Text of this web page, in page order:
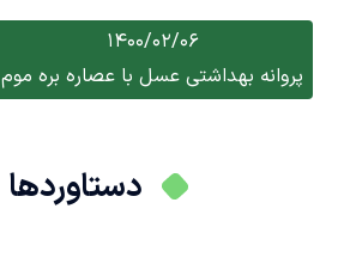
1400/02/06
پروانه بهداشتی عسل با عصاره بره موم
دستاوردها